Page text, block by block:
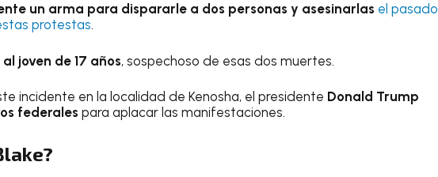
un arma para dispararle a dos personas y asesinarlas el pasado
protestas.
al joven de 17 años, sospechoso de esas dos muertes.
incidente en la localidad de Kenosha, el presidente Donald Trump
federales para aplacar las manifestaciones.